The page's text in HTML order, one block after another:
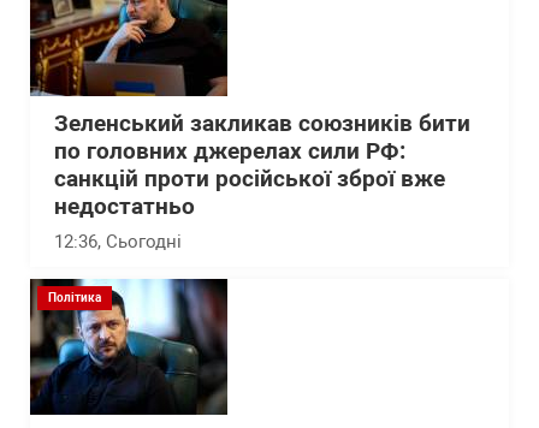
Зеленський закликав союзників бити
по головних джерелах сили РФ:
санкцій проти російської зброї вже
недостатньо
12:36, Сьогодні
Політика